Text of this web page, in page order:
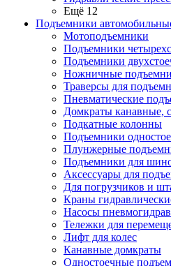
Ещё 12
Подъемники
Мотоподъемники
Подъемники
Подъемники
Ножничные
Траверсы для
Пневматические
Домкраты канавные,
Подкатные колонны
Подъемники
Плунжерные
Подъемники для
Аксессуары для
Для погрузчиков и
Краны
Насосы
Тележки для
Лифт для колес
Канавные домкраты
Одностоечные